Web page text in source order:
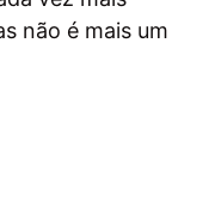
não é mais um